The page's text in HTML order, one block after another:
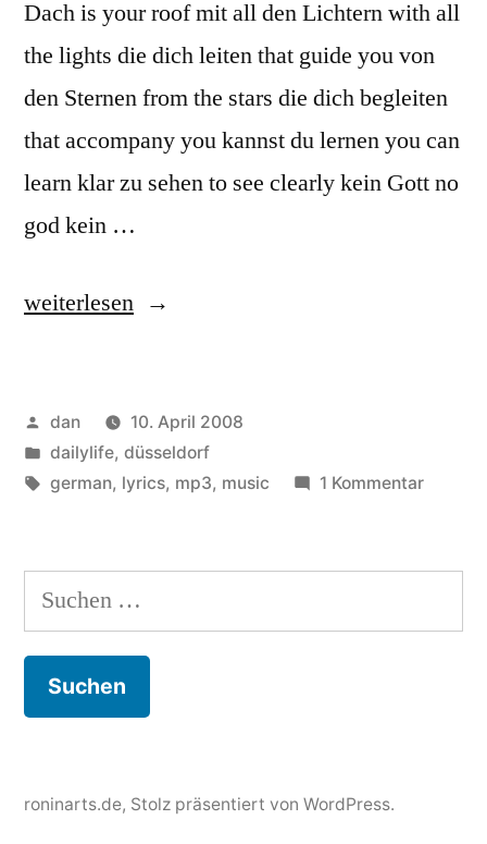
Dach is your roof mit all den Lichtern with all
the lights die dich leiten that guide you von
den Sternen from the stars die dich begleiten
that accompany you kannst du lernen you can
learn klar zu sehen to see clearly kein Gott no
god kein …
„kein
Staat,
keine
Geld
…“
weiterlesen
Veröffentlicht
von
dan
10. April 2008
Veröffentlicht
unter
dailylife, düsseldorf
Schlagwörter:
german, lyrics, mp3, music 1 Kommentarzu
kein
keine
Suchen
nach:
roninarts.de, Stolz präsentiert von WordPress.